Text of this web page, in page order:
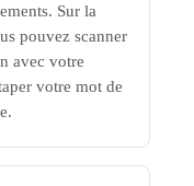
Sur la
pouvez scanner
avec votre
votre mot de